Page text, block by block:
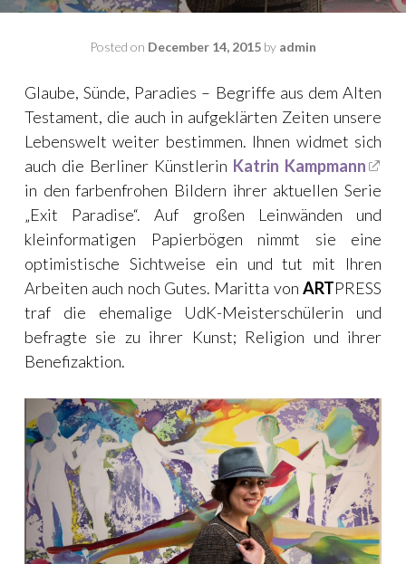
Posted on December 14, 2015 by admin
Glaube, Sünde, Paradies – Begriffe aus dem Alten
Testament, die auch in aufgeklärten Zeiten unsere
Lebenswelt weiter bestimmen. Ihnen widmet sich
auch die Berliner Künstlerin Katrin Kampmann
in den farbenfrohen Bildern ihrer aktuellen Serie
„Exit Paradise“. Auf großen Leinwänden und
kleinformatigen Papierbögen nimmt sie eine
optimistische Sichtweise ein und tut mit Ihren
Arbeiten auch noch Gutes. Maritta von ARTPRESS
traf die ehemalige UdK-Meisterschülerin und
befragte sie zu ihrer Kunst; Religion und ihrer
Benefizaktion.